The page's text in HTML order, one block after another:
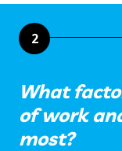
2
What
of work
most?